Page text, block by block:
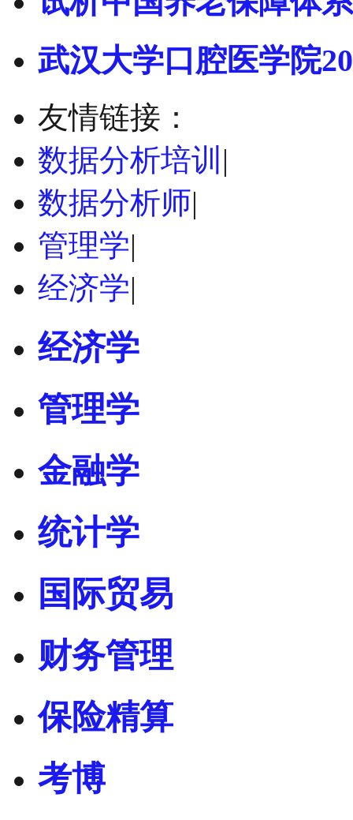
武汉大学口腔医学院
友情链接：
数据分析培训 |
数据分析师|
管理学|
经济学|
经济学
管理学
金融学
统计学
国际贸易
财务管理
保险精算
考博